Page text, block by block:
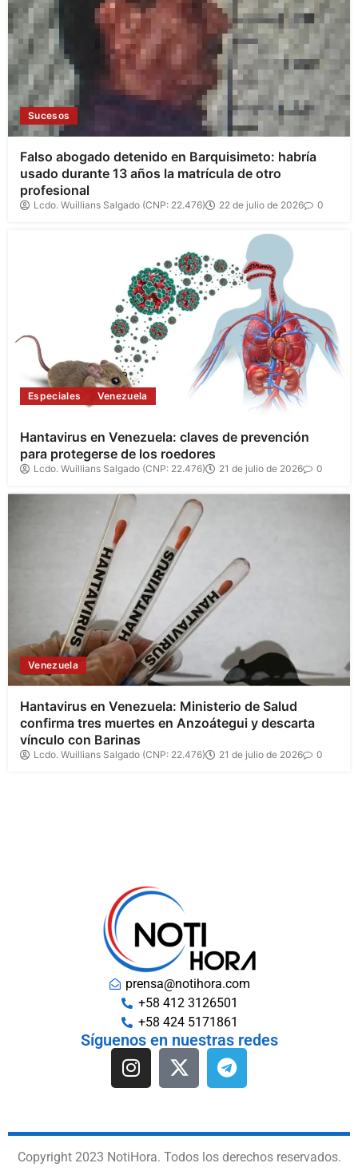
Sucesos
Falso abogado detenido en Barquisimeto: habría
usado durante 13 años la matrícula de otro
profesional
Lcdo. Wuillians Salgado (CNP: 22.476) 22 de julio de 2026 0
Especiales Venezuela
Hantavirus en Venezuela: claves de prevención
para protegerse de los roedores
Lcdo. Wuillians Salgado (CNP: 22.476) 21 de julio de 2026 0
Venezuela
Hantavirus en Venezuela: Ministerio de Salud
confirma tres muertes en Anzoátegui y descarta
vínculo con Barinas
Lcdo. Wuillians Salgado (CNP: 22.476) 21 de julio de 2026 0
prensa@notihora.com
+58 412 3126501
+58 424 5171861
Síguenos en nuestras redes
Copyright 2023 NotiHora. Todos los derechos reservados.